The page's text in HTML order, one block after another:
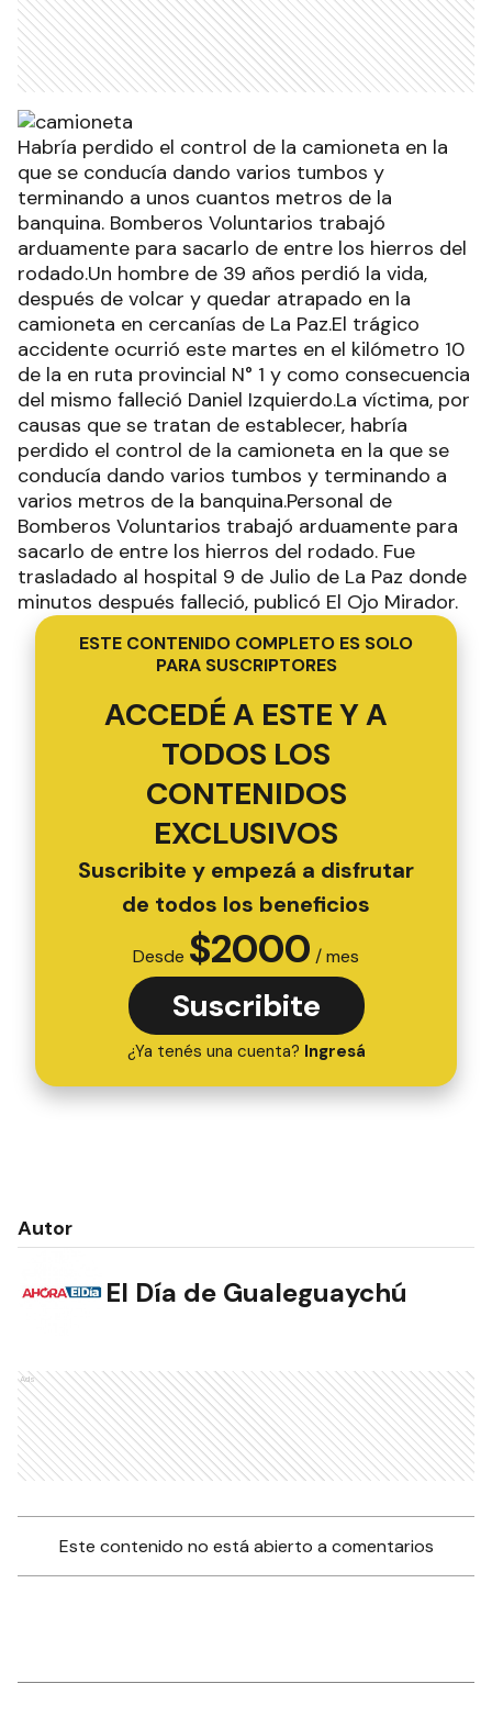
Habría perdido el control de la camioneta en la
que se conducía dando varios tumbos y
terminando a unos cuantos metros de la
banquina. Bomberos Voluntarios trabajó
arduamente para sacarlo de entre los hierros del
rodado.Un hombre de 39 años perdió la vida,
después de volcar y quedar atrapado en la
camioneta en cercanías de La Paz.El trágico
accidente ocurrió este martes en el kilómetro 10
de la en ruta provincial N° 1 y como consecuencia
del mismo falleció Daniel Izquierdo.La víctima, por
causas que se tratan de establecer, habría
perdido el control de la camioneta en la que se
conducía dando varios tumbos y terminando a
varios metros de la banquina.Personal de
Bomberos Voluntarios trabajó arduamente para
sacarlo de entre los hierros del rodado. Fue
trasladado al hospital 9 de Julio de La Paz donde
minutos después falleció, publicó El Ojo Mirador.
ESTE CONTENIDO COMPLETO ES SOLO
PARA SUSCRIPTORES
ACCEDÉ A ESTE Y A
TODOS LOS
CONTENIDOS
EXCLUSIVOS
Suscribite y empezá a disfrutar
de todos los beneficios
Desde $2000 / mes
Suscribite
¿Ya tenés una cuenta? Ingresá
Autor
El Día de Gualeguaychú
Ads
Este contenido no está abierto a comentarios